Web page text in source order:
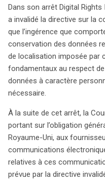
protection de la vie
données est remise en
la directive sur la
été saisie de deux
Suède et au Royaume-
fournisseurs de services
électroniques de
localisation, ce qui
clairement affirmé que le
conservation généralisée
Elle a souligné que toute
données personnelles
justifiée uniquement par
grave. De plus, l’accès
Dans son arrêt Digital
a invalidé la directive sur la
que l’ingérence que
conservation des données
de localisation imposée par
fondamentaux au respect
données à caractère
nécessaire.
À la suite de cet arrêt, la
portant sur l’obligation
Royaume-Uni, aux
communications
relatives à ces
prévue par la directive